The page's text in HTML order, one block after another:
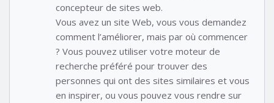
concepteur de sites web.
Vous avez un site Web, vous vous demandez
comment l’améliorer, mais par où commencer
? Vous pouvez utiliser votre moteur de
recherche préféré pour trouver des
personnes qui ont des sites similaires et vous
en inspirer, ou vous pouvez vous rendre sur